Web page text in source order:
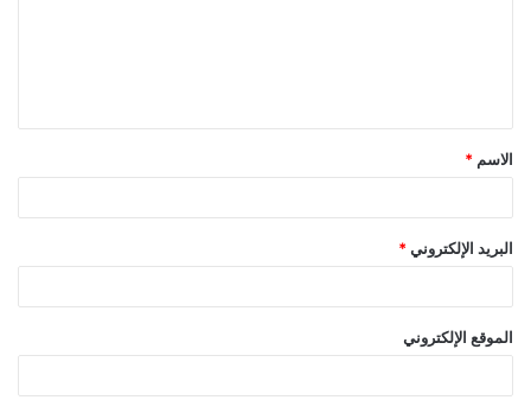
ق
*
الاسم *
البريد الإلكتروني *
الموقع الإلكتروني